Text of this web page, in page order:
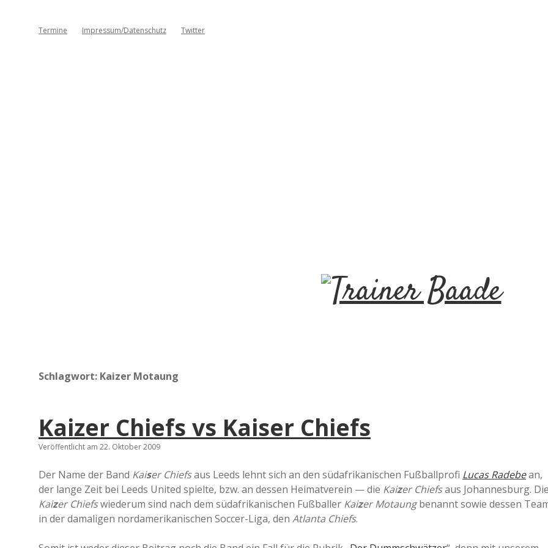
Termine Impressum/Datenschutz Twitter
T
n
e
r
Schlagwort: Kaizer Motaung
Kaizer Chiefs vs Kaiser Chiefs
Veröffentlicht am 22. Oktober 2009
Der Name der Band Kaiser Chiefsaus Leeds lehnt sich an den südafrikanischen Fußballprofi Lucas Radebean,
der lange Zeit bei Leeds United spielte, bzw. an dessen Heimatverein — die Kaizer Chiefsaus Johannesburg. Die
Kaizer Chiefswiederum sind nach dem südafrikanischen Fußballer Kaizer Motaungbenannt sowie dessen
in der damaligen nordamerikanischen Soccer-Liga, den Atlanta Chiefs.